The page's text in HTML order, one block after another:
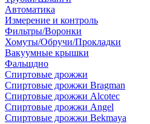
Автоматика
Измерение и контроль
Фильтры/Воронки
Хомуты/Обручи/Прокладки
Вакуумные крышки
Фальшдно
Спиртовые дрожжи
Спиртовые дрожжи Bragman
Спиртовые дрожжи Alcotec
Спиртовые дрожжи Angel
Спиртовые дрожжи Bekmaya